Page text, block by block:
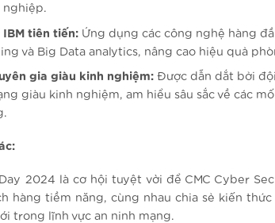
nghiệp.
tiên tiến: Ứng dụng các công nghệ hàng
và Big Data analytics, nâng cao hiệu quả
gia giàu kinh nghiệm: Được dẫn dắt bởi
giàu kinh nghiệm, am hiểu sâu sắc về các
Day 2024 là cơ hội tuyệt vời để CMC Cyber
hàng tiềm năng, cùng nhau chia sẻ kiến thức
trong lĩnh vực an ninh mạng.